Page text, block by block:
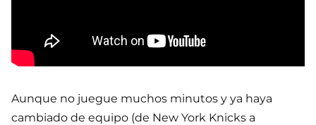
Aunque no juegue muchos minutos y ya haya
cambiado de equipo (de New York Knicks a